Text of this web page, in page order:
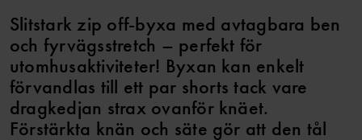
Slitstark zip off-byxa med avtagbara ben
och fyrvägsstretch – perfekt för
utomhusaktiviteter! Byxan kan enkelt
förvandlas till ett par shorts tack vare
dragkedjan strax ovanför knäet.
Förstärkta knän och säte gör att den tål